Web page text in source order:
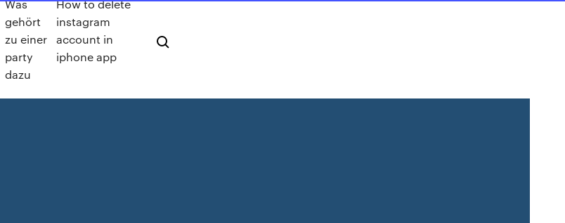
Was
gehört
zu einer
party
dazu
How to delete
instagram
account in
iphone app